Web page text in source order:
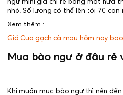
ngư mini giá chỉ rẻ bằng một nửa
nhỏ. Số lượng có thể lên tới 70 con
Xem thêm :
Giá Cua gạch cà mau hôm nay bao
Mua bào ngư ở đâu rẻ
Khi muốn mua bào ngư thì nên